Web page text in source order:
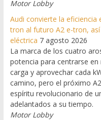
Motor Lobby
Audi convierte la eficiencia
tron al futuro A2 e-tron,
eléctrica 7 agosto 2026
La marca de los cuatro
potencia para centrarse
carga y aprovechar cada
camino, pero el próximo
espíritu revolucionario de
adelantados a su tiempo.
Motor Lobby